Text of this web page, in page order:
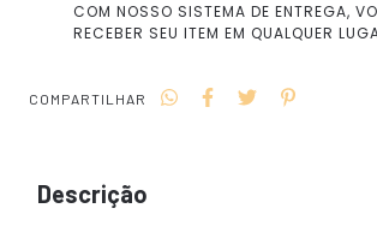
COM NOSSO SISTEMA DE ENTREGA,
RECEBER SEU ITEM EM QUALQUER
COMPARTILHAR
Descrição